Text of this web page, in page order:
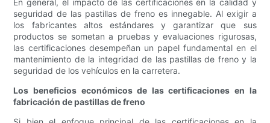
En general, el impacto de las certificaciones en la calidad y
seguridad de las pastillas de freno es innegable. Al exigir a
los fabricantes altos estándares y garantizar que sus
productos se sometan a pruebas y evaluaciones rigurosas,
las certificaciones desempeñan un papel fundamental en el
mantenimiento de la integridad de las pastillas de freno y la
seguridad de los vehículos en la carretera.
Los beneficios económicos de las certificaciones en la
fabricación de pastillas de freno